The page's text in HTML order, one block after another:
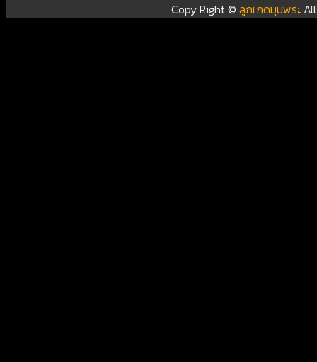
Copy Right ©ลูกเกดมุมพระ